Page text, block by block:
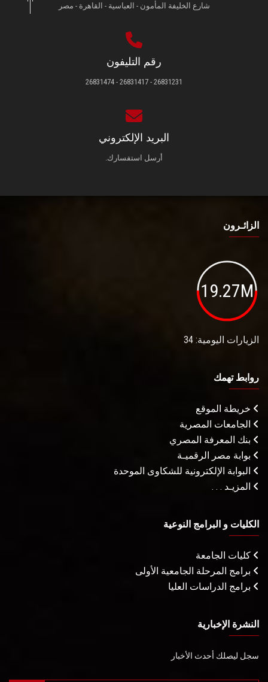
شارع الخليفة المأمون - العباسية - القاهرة - مصر
رقم التليفون
26831231 - 26831417 - 26831474
البريد الإلكتروني
أرسل استفسارك.
الزائـرون
19.27M
الزيارات اليومية: 34
روابط تهمك
خريطة الموقع
الجامعات المصرية
بنك المعرفة المصري
بوابة مصر الرقميـة
البوابة الإلكترونية للشكاوى الموحدة
المزيـد . . .
الكليات و البرامج النوعية
كليات الجامعة
برامج المرحلة الجامعية الأولى
برامج الدراسات العليا
النشرة الإخبارية
سجل ليصلك أحدث الأخبار